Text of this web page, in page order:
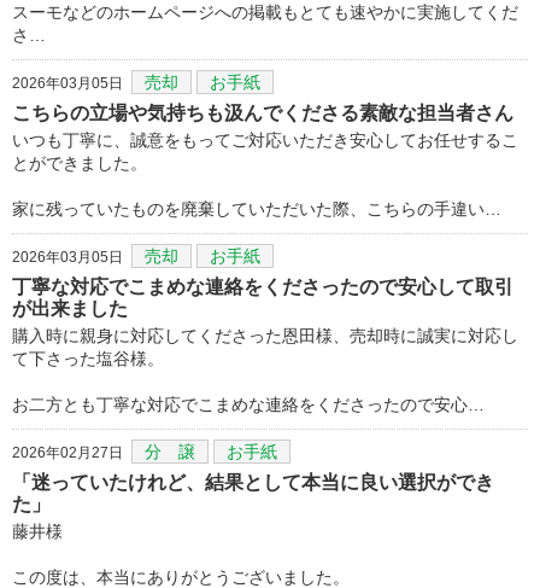
スーモなどのホームページへの掲載もとても速やかに実施してくだ
さ…
2026年03月05日 売却 お手紙
こちらの立場や気持ちも汲んでくださる素敵な担当者さん
いつも丁寧に、誠意をもってご対応いただき安心してお任せするこ
とができました。
家に残っていたものを廃棄していただいた際、こちらの手違い…
2026年03月05日 売却 お手紙
丁寧な対応でこまめな連絡をくださったので安心して取引
が出来ました
購入時に親身に対応してくださった恩田様、売却時に誠実に対応し
て下さった塩谷様。
お二方とも丁寧な対応でこまめな連絡をくださったので安心…
2026年02月27日 分 譲 お手紙
「迷っていたけれど、結果として本当に良い選択ができ
た」
藤井様
この度は、本当にありがとうございました。